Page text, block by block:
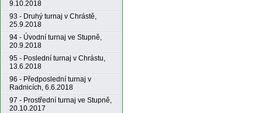
9.10.2018
93 - Druhý turnaj v Chrástě,
25.9.2018
94 - Úvodní turnaj ve Stupně,
20.9.2018
95 - Poslední turnaj v Chrástu,
13.6.2018
96 - Předposlední turnaj v
Radnicích, 6.6.2018
97 - Prostřední turnaj ve Stupně,
20.10.2017